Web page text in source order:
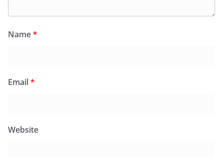
Name*
Email*
Website